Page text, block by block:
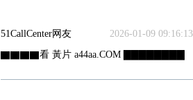
51CallCenter网友
2026-01-09 09:16:13
▇▇▇▇看 黃片 a44aa.COM ▇▇▇▇▇▇▇▇